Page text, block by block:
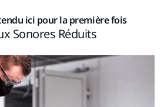
ici pour la première fois
Sonores Réduits